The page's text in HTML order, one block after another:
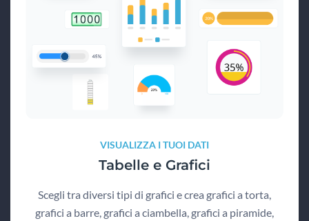
VISUALIZZA I TUOI DATI
Tabelle e Grafici
Scegli tra diversi tipi di grafici e crea grafici a torta,
grafici a barre, grafici a ciambella, grafici a piramide,